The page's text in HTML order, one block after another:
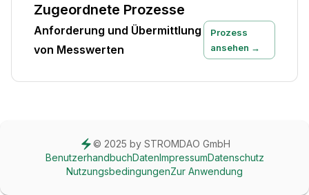
Zugeordnete Prozesse
Anforderung und Übermittlung
von Messwerten
Prozess
ansehen →
© 2025 by STROMDAO GmbH
BenutzerhandbuchDatenImpressumDatenschutz
NutzungsbedingungenZur Anwendung